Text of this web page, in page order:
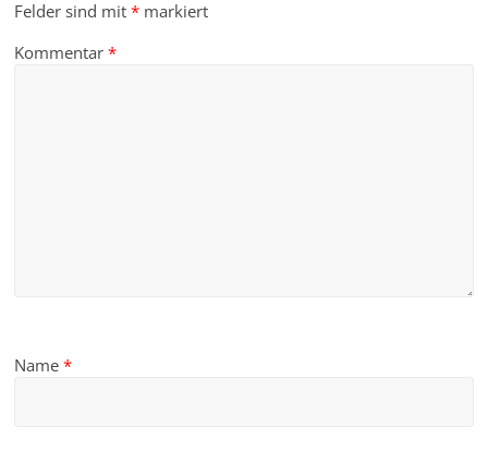
Felder sind mit* markiert
Kommentar*
Name*